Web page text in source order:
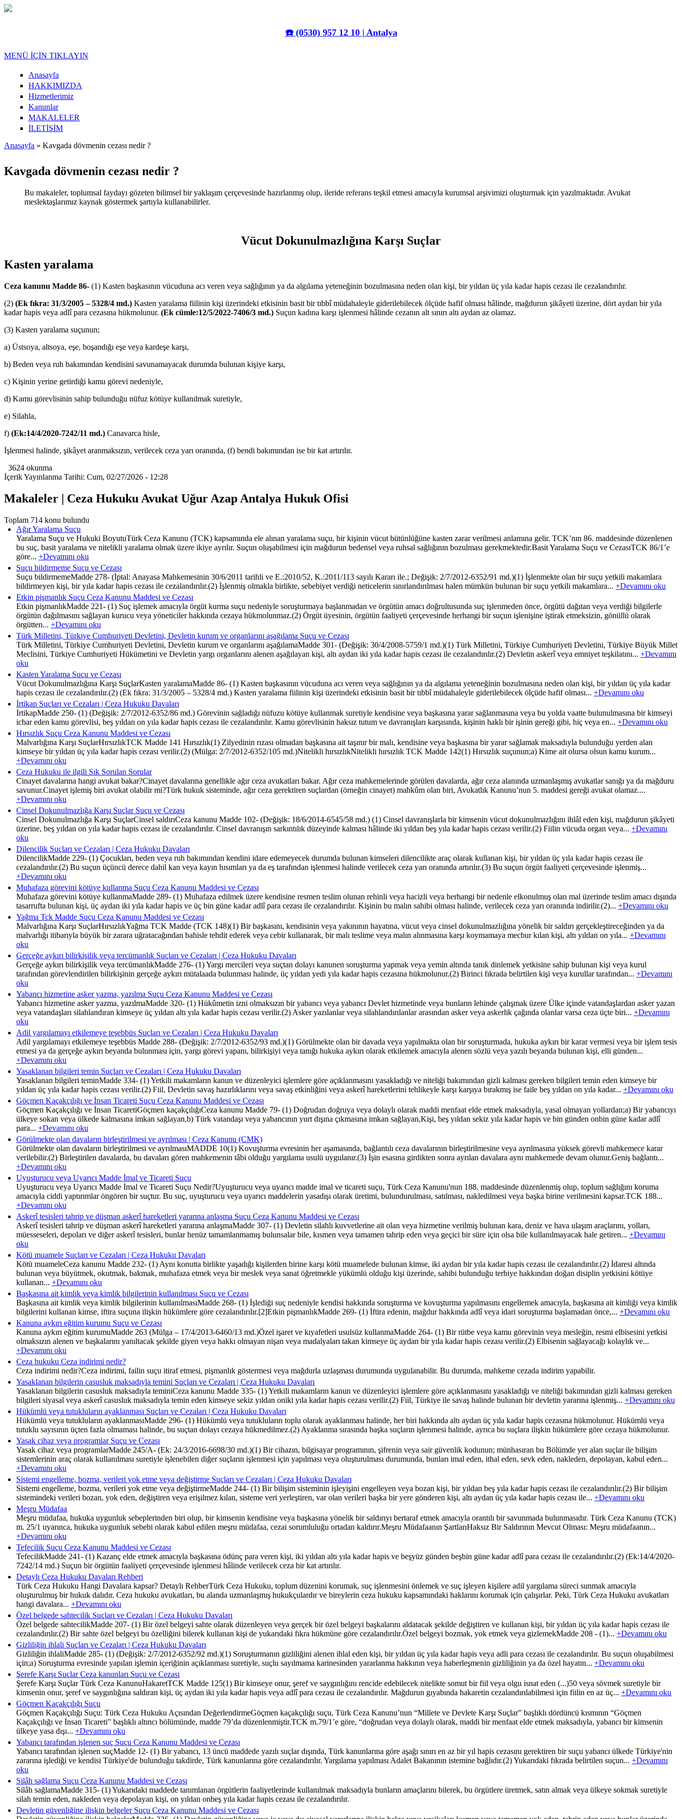
Ana içeriğe atla
☎️ (0530) 957 12 10 | Antalya
MENÜ İÇİN TIKLAYIN
Anasayfa
HAKKIMIZDA
Hizmetlerimiz
Kanunlar
MAKALELER
İLETİŞİM
Anasayfa » Kavgada dövmenin cezası nedir ?
Kavgada dövmenin cezası nedir ?
Bu makaleler, toplumsal faydayı gözeten bilimsel bir yaklaşım çerçevesinde hazırlanmış olup, ileride referans teşkil etmesi amacıyla kurumsal arşivimizi oluşturmak için yazılmaktadır. Avukat
meslektaşlarımız kaynak göstermek şartıyla kullanabilirler.
Vücut Dokunulmazlığına Karşı Suçlar
Kasten yaralama
Ceza kanunu Madde 86- (1) Kasten başkasının vücuduna acı veren veya sağlığının ya da algılama yeteneğinin bozulmasına neden olan kişi, bir yıldan üç yıla kadar hapis cezası ile cezalandırılır.
(2) (Ek fıkra: 31/3/2005 – 5328/4 md.) Kasten yaralama fiilinin kişi üzerindeki etkisinin basit bir tıbbî müdahaleyle giderilebilecek ölçüde hafif olması hâlinde, mağdurun şikâyeti üzerine, dört aydan bir yıla
kadar hapis veya adlî para cezasına hükmolunur. (Ek cümle:12/5/2022-7406/3 md.) Suçun kadına karşı işlenmesi hâlinde cezanın alt sınırı altı aydan az olamaz.
(3) Kasten yaralama suçunun;
a) Üstsoya, altsoya, eşe, boşandığı eşe veya kardeşe karşı,
b) Beden veya ruh bakımından kendisini savunamayacak durumda bulunan kişiye karşı,
c) Kişinin yerine getirdiği kamu görevi nedeniyle,
d) Kamu görevlisinin sahip bulunduğu nüfuz kötüye kullanılmak suretiyle,
e) Silahla,
f) (Ek:14/4/2020-7242/11 md.) Canavarca hisle,
İşlenmesi halinde, şikâyet aranmaksızın, verilecek ceza yarı oranında, (f) bendi bakımından ise bir kat artırılır.
3624 okunma
İçerik Yayınlanma Tarihi: Cum, 02/27/2026 - 12:28
Makaleler | Ceza Hukuku Avukat Uğur Azap Antalya Hukuk Ofisi
Toplam 714 konu bulundu
Ağır Yaralama Suçu
Yaralama Suçu ve Hukuki BoyutuTürk Ceza Kanunu (TCK) kapsamında ele alınan yaralama suçu, bir kişinin vücut bütünlüğüne kasten zarar verilmesi anlamına gelir. TCK’nın 86. maddesinde düzenlenen
bu suç, basit yaralama ve nitelikli yaralama olmak üzere ikiye ayrılır. Suçun oluşabilmesi için mağdurun bedensel veya ruhsal sağlığının bozulması gerekmektedir.Basit Yaralama Suçu ve CezasıTCK 86/1’e
göre... +Devamını oku
Suçu bildirmeme Suçu ve Cezası
Suçu bildirmemeMadde 278- (İptal: Anayasa Mahkemesinin 30/6/2011 tarihli ve E.:2010/52, K.:2011/113 sayılı Kararı ile.; Değişik: 2/7/2012-6352/91 md.)(1) İşlenmekte olan bir suçu yetkili makamlara
bildirmeyen kişi, bir yıla kadar hapis cezası ile cezalandırılır.(2) İşlenmiş olmakla birlikte, sebebiyet verdiği neticelerin sınırlandırılması halen mümkün bulunan bir suçu yetkili makamlara... +Devamını oku
Etkin pişmanlık Suçu Ceza Kanunu Maddesi ve Cezası
Etkin pişmanlıkMadde 221- (1) Suç işlemek amacıyla örgüt kurma suçu nedeniyle soruşturmaya başlanmadan ve örgütün amacı doğrultusunda suç işlenmeden önce, örgütü dağıtan veya verdiği bilgilerle
örgütün dağılmasını sağlayan kurucu veya yöneticiler hakkında cezaya hükmolunmaz.(2) Örgüt üyesinin, örgütün faaliyeti çerçevesinde herhangi bir suçun işlenişine iştirak etmeksizin, gönüllü olarak
örgütten... +Devamını oku
Türk Milletini, Türkiye Cumhuriyeti Devletini, Devletin kurum ve organlarını aşağılama Suçu ve Cezası
Türk Milletini, Türkiye Cumhuriyeti Devletini, Devletin kurum ve organlarını aşağılamaMadde 301- (Değişik: 30/4/2008-5759/1 md.)(1) Türk Milletini, Türkiye Cumhuriyeti Devletini, Türkiye Büyük Millet
Meclisini, Türkiye Cumhuriyeti Hükümetini ve Devletin yargı organlarını alenen aşağılayan kişi, altı aydan iki yıla kadar hapis cezası ile cezalandırılır.(2) Devletin askerî veya emniyet teşkilatını... +Devamını
oku
Kasten Yaralama Suçu ve Cezası
Vücut Dokunulmazlığına Karşı SuçlarKasten yaralamaMadde 86- (1) Kasten başkasının vücuduna acı veren veya sağlığının ya da algılama yeteneğinin bozulmasına neden olan kişi, bir yıldan üç yıla kadar
hapis cezası ile cezalandırılır.(2) (Ek fıkra: 31/3/2005 – 5328/4 md.) Kasten yaralama fiilinin kişi üzerindeki etkisinin basit bir tıbbî müdahaleyle giderilebilecek ölçüde hafif olması... +Devamını oku
İrtikap Suçları ve Cezaları | Ceza Hukuku Davaları
İrtikapMadde 250- (1) (Değişik: 2/7/2012-6352/86 md.) Görevinin sağladığı nüfuzu kötüye kullanmak suretiyle kendisine veya başkasına yarar sağlanmasına veya bu yolda vaatte bulunulmasına bir kimseyi
icbar eden kamu görevlisi, beş yıldan on yıla kadar hapis cezası ile cezalandırılır. Kamu görevlisinin haksız tutum ve davranışları karşısında, kişinin haklı bir işinin gereği gibi, hiç veya en... +Devamını oku
Hırsızlık Suçu Ceza Kanunu Maddesi ve Cezası
Malvarlığına Karşı SuçlarHırsızlıkTCK Madde 141 Hırsızlık(1) Zilyedinin rızası olmadan başkasına ait taşınır bir malı, kendisine veya başkasına bir yarar sağlamak maksadıyla bulunduğu yerden alan
kimseye bir yıldan üç yıla kadar hapis cezası verilir.(2) (Mülga: 2/7/2012-6352/105 md.)Nitelikli hırsızlıkNitelikli hırsızlık TCK Madde 142(1) Hırsızlık suçunun;a) Kime ait olursa olsun kamu kurum...
+Devamını oku
Ceza Hukuku ile ilgili Sık Sorulan Sorular
Cinayet davalarına hangi avukat bakar?Cinayet davalarına genellikle ağır ceza avukatları bakar. Ağır ceza mahkemelerinde görülen davalarda, ağır ceza alanında uzmanlaşmış avukatlar sanığı ya da mağduru
savunur.Cinayet işlemiş biri avukat olabilir mi?Türk hukuk sisteminde, ağır ceza gerektiren suçlardan (örneğin cinayet) mahkûm olan biri, Avukatlık Kanunu’nun 5. maddesi gereği avukat olamaz....
+Devamını oku
Cinsel Dokunulmazlığa Karşı Suçlar Suçu ve Cezası
Cinsel Dokunulmazlığa Karşı SuçlarCinsel saldırıCeza kanunu Madde 102- (Değişik: 18/6/2014-6545/58 md.) (1) Cinsel davranışlarla bir kimsenin vücut dokunulmazlığını ihlâl eden kişi, mağdurun şikâyeti
üzerine, beş yıldan on yıla kadar hapis cezası ile cezalandırılır. Cinsel davranışın sarkıntılık düzeyinde kalması hâlinde iki yıldan beş yıla kadar hapis cezası verilir.(2) Fiilin vücuda organ veya... +Devamını
oku
Dilencilik Suçları ve Cezaları | Ceza Hukuku Davaları
DilencilikMadde 229- (1) Çocukları, beden veya ruh bakımından kendini idare edemeyecek durumda bulunan kimseleri dilencilikte araç olarak kullanan kişi, bir yıldan üç yıla kadar hapis cezası ile
cezalandırılır.(2) Bu suçun üçüncü derece dahil kan veya kayın hısımları ya da eş tarafından işlenmesi halinde verilecek ceza yarı oranında artırılır.(3) Bu suçun örgüt faaliyeti çerçevesinde işlenmiş...
+Devamını oku
Muhafaza görevini kötüye kullanma Suçu Ceza Kanunu Maddesi ve Cezası
Muhafaza görevini kötüye kullanmaMadde 289- (1) Muhafaza edilmek üzere kendisine resmen teslim olunan rehinli veya hacizli veya herhangi bir nedenle elkonulmuş olan mal üzerinde teslim amacı dışında
tasarrufta bulunan kişi, üç aydan iki yıla kadar hapis ve üç bin güne kadar adlî para cezası ile cezalandırılır. Kişinin bu malın sahibi olması halinde, verilecek ceza yarı oranında indirilir.(2)... +Devamını oku
Yağma Tck Madde Suçu Ceza Kanunu Maddesi ve Cezası
Malvarlığına Karşı SuçlarHırsızlıkYağma TCK Madde (TCK 148)(1) Bir başkasını, kendisinin veya yakınının hayatına, vücut veya cinsel dokunulmazlığına yönelik bir saldırı gerçekleştireceğinden ya da
malvarlığı itibarıyla büyük bir zarara uğratacağından bahisle tehdit ederek veya cebir kullanarak, bir malı teslime veya malın alınmasına karşı koymamaya mecbur kılan kişi, altı yıldan on yıla... +Devamını
oku
Gerçeğe aykırı bilirkişilik veya tercümanlık Suçları ve Cezaları | Ceza Hukuku Davaları
Gerçeğe aykırı bilirkişilik veya tercümanlıkMadde 276- (1) Yargı mercileri veya suçtan dolayı kanunen soruşturma yapmak veya yemin altında tanık dinlemek yetkisine sahip bulunan kişi veya kurul
tarafından görevlendirilen bilirkişinin gerçeğe aykırı mütalaada bulunması halinde, üç yıldan yedi yıla kadar hapis cezasına hükmolunur.(2) Birinci fıkrada belirtilen kişi veya kurullar tarafından... +Devamını
oku
Yabancı hizmetine asker yazma, yazılma Suçu Ceza Kanunu Maddesi ve Cezası
Yabancı hizmetine asker yazma, yazılmaMadde 320- (1) Hükûmetin izni olmaksızın bir yabancı veya yabancı Devlet hizmetinde veya bunların lehinde çalışmak üzere Ülke içinde vatandaşlardan asker yazan
veya vatandaşları silahlandıran kimseye üç yıldan altı yıla kadar hapis cezası verilir.(2) Asker yazılanlar veya silahlandırılanlar arasından asker veya askerlik çağında olanlar varsa ceza üçte biri... +Devamını
oku
Adil yargılamayı etkilemeye teşebbüs Suçları ve Cezaları | Ceza Hukuku Davaları
Adil yargılamayı etkilemeye teşebbüs Madde 288- (Değişik: 2/7/2012-6352/93 md.)(1) Görülmekte olan bir davada veya yapılmakta olan bir soruşturmada, hukuka aykırı bir karar vermesi veya bir işlem tesis
etmesi ya da gerçeğe aykırı beyanda bulunması için, yargı görevi yapanı, bilirkişiyi veya tanığı hukuka aykırı olarak etkilemek amacıyla alenen sözlü veya yazılı beyanda bulunan kişi, elli günden...
+Devamını oku
Yasaklanan bilgileri temin Suçları ve Cezaları | Ceza Hukuku Davaları
Yasaklanan bilgileri teminMadde 334- (1) Yetkili makamların kanun ve düzenleyici işlemlere göre açıklanmasını yasakladığı ve niteliği bakımından gizli kalması gereken bilgileri temin eden kimseye bir
yıldan üç yıla kadar hapis cezası verilir.(2) Fiil, Devletin savaş hazırlıklarını veya savaş etkinliğini veya askerî hareketlerini tehlikeyle karşı karşıya bırakmış ise faile beş yıldan on yıla kadar... +Devamını oku
Göçmen Kaçakçılığı ve İnsan Ticareti Suçu Ceza Kanunu Maddesi ve Cezası
Göçmen Kaçakçılığı ve İnsan TicaretiGöçmen kaçakçılığıCeza kanunu Madde 79- (1) Doğrudan doğruya veya dolaylı olarak maddi menfaat elde etmek maksadıyla, yasal olmayan yollardan;a) Bir yabancıyı
ülkeye sokan veya ülkede kalmasına imkan sağlayan,b) Türk vatandaşı veya yabancının yurt dışına çıkmasına imkan sağlayan,Kişi, beş yıldan sekiz yıla kadar hapis ve bin günden onbin güne kadar adlî
para... +Devamını oku
Görülmekte olan davaların birleştirilmesi ve ayrılması | Ceza Kanunu (CMK)
Görülmekte olan davaların birleştirilmesi ve ayrılmasıMADDE 10(1) Kovuşturma evresinin her aşamasında, bağlantılı ceza davalarının birleştirilmesine veya ayrılmasına yüksek görevli mahkemece karar
verilebilir.(2) Birleştirilen davalarda, bu davaları gören mahkemenin tâbi olduğu yargılama usulü uygulanır.(3) İşin esasına girdikten sonra ayrılan davalara aynı mahkemede devam olunur.Geniş bağlantı...
+Devamını oku
Uyuşturucu veya Uyarıcı Madde İmal ve Ticareti Suçu
Uyuşturucu veya Uyarıcı Madde İmal ve Ticareti Suçu Nedir?Uyuşturucu veya uyarıcı madde imal ve ticareti suçu, Türk Ceza Kanunu'nun 188. maddesinde düzenlenmiş olup, toplum sağlığını koruma
amacıyla ciddi yaptırımlar öngören bir suçtur. Bu suç, uyuşturucu veya uyarıcı maddelerin yasadışı olarak üretimi, bulundurulması, satılması, nakledilmesi veya başka birine verilmesini kapsar.TCK 188...
+Devamını oku
Askerî tesisleri tahrip ve düşman askerî hareketleri yararına anlaşma Suçu Ceza Kanunu Maddesi ve Cezası
Askerî tesisleri tahrip ve düşman askerî hareketleri yararına anlaşmaMadde 307- (1) Devletin silahlı kuvvetlerine ait olan veya hizmetine verilmiş bulunan kara, deniz ve hava ulaşım araçlarını, yolları,
müesseseleri, depoları ve diğer askerî tesisleri, bunlar henüz tamamlanmamış bulunsalar bile, kısmen veya tamamen tahrip eden veya geçici bir süre için olsa bile kullanılmayacak hale getiren... +Devamını
oku
Kötü muamele Suçları ve Cezaları | Ceza Hukuku Davaları
Kötü muameleCeza kanunu Madde 232- (1) Aynı konutta birlikte yaşadığı kişilerden birine karşı kötü muamelede bulunan kimse, iki aydan bir yıla kadar hapis cezası ile cezalandırılır.(2) İdaresi altında
bulunan veya büyütmek, okutmak, bakmak, muhafaza etmek veya bir meslek veya sanat öğretmekle yükümlü olduğu kişi üzerinde, sahibi bulunduğu terbiye hakkından doğan disiplin yetkisini kötüye
kullanan... +Devamını oku
Başkasına ait kimlik veya kimlik bilgilerinin kullanılması Suçu ve Cezası
Başkasına ait kimlik veya kimlik bilgilerinin kullanılmasıMadde 268- (1) İşlediği suç nedeniyle kendisi hakkında soruşturma ve kovuşturma yapılmasını engellemek amacıyla, başkasına ait kimliği veya kimlik
bilgilerini kullanan kimse, iftira suçuna ilişkin hükümlere göre cezalandırılır.[2]Etkin pişmanlıkMadde 269- (1) İftira edenin, mağdur hakkında adlî veya idari soruşturma başlamadan önce,... +Devamını oku
Kanuna aykırı eğitim kurumu Suçu ve Cezası
Kanuna aykırı eğitim kurumuMadde 263 (Mülga – 17/4/2013-6460/13 md.)Özel işaret ve kıyafetleri usulsüz kullanmaMadde 264- (1) Bir rütbe veya kamu görevinin veya mesleğin, resmi elbisesini yetkisi
olmaksızın alenen ve başkalarını yanıltacak şekilde giyen veya hakkı olmayan nişan veya madalyaları takan kimseye üç aydan bir yıla kadar hapis cezası verilir.(2) Elbisenin sağlayacağı kolaylık ve...
+Devamını oku
Ceza hukuku Ceza indirimi nedir?
Ceza indirimi nedir?Ceza indirimi, failin suçu itiraf etmesi, pişmanlık göstermesi veya mağdurla uzlaşması durumunda uygulanabilir. Bu durumda, mahkeme cezada indirim yapabilir.
Yasaklanan bilgilerin casusluk maksadıyla temini Suçları ve Cezaları | Ceza Hukuku Davaları
Yasaklanan bilgilerin casusluk maksadıyla teminiCeza kanunu Madde 335- (1) Yetkili makamların kanun ve düzenleyici işlemlere göre açıklanmasını yasakladığı ve niteliği bakımından gizli kalması gereken
bilgileri siyasal veya askerî casusluk maksadıyla temin eden kimseye sekiz yıldan oniki yıla kadar hapis cezası verilir.(2) Fiil, Türkiye ile savaş halinde bulunan bir devletin yararına işlenmiş... +Devamını oku
Hükümlü veya tutukluların ayaklanması Suçları ve Cezaları | Ceza Hukuku Davaları
Hükümlü veya tutukluların ayaklanmasıMadde 296- (1) Hükümlü veya tutukluların toplu olarak ayaklanması halinde, her biri hakkında altı aydan üç yıla kadar hapis cezasına hükmolunur. Hükümlü veya
tutuklu sayısının üçten fazla olmaması halinde, bu suçtan dolayı cezaya hükmedilmez.(2) Ayaklanma sırasında başka suçların işlenmesi halinde, ayrıca bu suçlara ilişkin hükümlere göre cezaya hükmolunur.
Yasak cihaz veya programlar Suçu ve Cezası
Yasak cihaz veya programlarMadde 245/A- (Ek: 24/3/2016-6698/30 md.)(1) Bir cihazın, bilgisayar programının, şifrenin veya sair güvenlik kodunun; münhasıran bu Bölümde yer alan suçlar ile bilişim
sistemlerinin araç olarak kullanılması suretiyle işlenebilen diğer suçların işlenmesi için yapılması veya oluşturulması durumunda, bunları imal eden, ithal eden, sevk eden, nakleden, depolayan, kabul eden...
+Devamını oku
Sistemi engelleme, bozma, verileri yok etme veya değiştirme Suçları ve Cezaları | Ceza Hukuku Davaları
Sistemi engelleme, bozma, verileri yok etme veya değiştirmeMadde 244- (1) Bir bilişim sisteminin işleyişini engelleyen veya bozan kişi, bir yıldan beş yıla kadar hapis cezası ile cezalandırılır.(2) Bir bilişim
sistemindeki verileri bozan, yok eden, değiştiren veya erişilmez kılan, sisteme veri yerleştiren, var olan verileri başka bir yere gönderen kişi, altı aydan üç yıla kadar hapis cezası ile... +Devamını oku
Meşru Müdafaa
Meşru müdafaa, hukuka uygunluk sebeplerinden biri olup, bir kimsenin kendisine veya başkasına yönelik bir saldırıyı bertaraf etmek amacıyla orantılı bir savunmada bulunmasıdır. Türk Ceza Kanunu (TCK)
m. 25/1 uyarınca, hukuka uygunluk sebebi olarak kabul edilen meşru müdafaa, cezai sorumluluğu ortadan kaldırır.Meşru Müdafaanın ŞartlarıHaksız Bir Saldırının Mevcut Olması: Meşru müdafaanın...
+Devamını oku
Tefecilik Suçu Ceza Kanunu Maddesi ve Cezası
TefecilikMadde 241- (1) Kazanç elde etmek amacıyla başkasına ödünç para veren kişi, iki yıldan altı yıla kadar hapis ve beşyüz günden beşbin güne kadar adlî para cezası ile cezalandırılır.(2) (Ek:14/4/2020-
7242/14 md.) Suçun bir örgütün faaliyeti çerçevesinde işlenmesi hâlinde verilecek ceza bir kat artırılır.
Detaylı Ceza Hukuku Davaları Rehberi
Türk Ceza Hukuku Hangi Davalara kapsar? Detaylı RehberTürk Ceza Hukuku, toplum düzenini korumak, suç işlenmesini önlemek ve suç işleyen kişilere adil yargılama süreci sunmak amacıyla
oluşturulmuş bir hukuk dalıdır. Ceza hukuku avukatları, bu alanda uzmanlaşmış hukukçulardır ve bireylerin ceza hukuku kapsamındaki haklarını korumak için çalışırlar. Peki, Türk Ceza Hukuku avukatları
hangi davalara... +Devamını oku
Özel belgede sahtecilik Suçları ve Cezaları | Ceza Hukuku Davaları
Özel belgede sahtecilikMadde 207- (1) Bir özel belgeyi sahte olarak düzenleyen veya gerçek bir özel belgeyi başkalarını aldatacak şekilde değiştiren ve kullanan kişi, bir yıldan üç yıla kadar hapis cezası ile
cezalandırılır.(2) Bir sahte özel belgeyi bu özelliğini bilerek kullanan kişi de yukarıdaki fıkra hükmüne göre cezalandırılır.Özel belgeyi bozmak, yok etmek veya gizlemekMadde 208 - (1)... +Devamını oku
Gizliliğin ihlali Suçları ve Cezaları | Ceza Hukuku Davaları
Gizliliğin ihlaliMadde 285- (1) (Değişik: 2/7/2012-6352/92 md.)(1) Soruşturmanın gizliliğini alenen ihlal eden kişi, bir yıldan üç yıla kadar hapis veya adli para cezası ile cezalandırılır. Bu suçun oluşabilmesi
için;a) Soruşturma evresinde yapılan işlemin içeriğinin açıklanması suretiyle, suçlu sayılmama karinesinden yararlanma hakkının veya haberleşmenin gizliliğinin ya da özel hayatın... +Devamını oku
Şerefe Karşı Suçlar Ceza kanunları Suçu ve Cezası
Şerefe Karşı Suçlar Türk Ceza KanunuHakaretTCK Madde 125(1) Bir kimseye onur, şeref ve saygınlığını rencide edebilecek nitelikte somut bir fiil veya olgu isnat eden (...)50 veya sövmek suretiyle bir
kimsenin onur, şeref ve saygınlığına saldıran kişi, üç aydan iki yıla kadar hapis veya adlî para cezası ile cezalandırılır. Mağdurun gıyabında hakaretin cezalandırılabilmesi için fiilin en az üç... +Devamını oku
Göçmen Kaçakçılığı Suçu
Göçmen Kaçakçılığı Suçu: Türk Ceza Hukuku Açısından DeğerlendirmeGöçmen kaçakçılığı suçu, Türk Ceza Kanunu’nun “Millete ve Devlete Karşı Suçlar” başlıklı dördüncü kısmının “Göçmen
Kaçakçılığı ve İnsan Ticareti” başlıklı altıncı bölümünde, madde 79’da düzenlenmiştir.TCK m.79/1’e göre, “doğrudan veya dolaylı olarak, maddi bir menfaat elde etmek maksadıyla, yabancı bir kimsenin
ülkeye yasa dışı... +Devamını oku
Yabancı tarafından işlenen suç Suçu Ceza Kanunu Maddesi ve Cezası
Yabancı tarafından işlenen suçMadde 12- (1) Bir yabancı, 13 üncü maddede yazılı suçlar dışında, Türk kanunlarına göre aşağı sınırı en az bir yıl hapis cezasını gerektiren bir suçu yabancı ülkede Türkiye'nin
zararına işlediği ve kendisi Türkiye'de bulunduğu takdirde, Türk kanunlarına göre cezalandırılır. Yargılama yapılması Adalet Bakanının istemine bağlıdır.(2) Yukarıdaki fıkrada belirtilen suçun... +Devamını
oku
Silâh sağlama Suçu Ceza Kanunu Maddesi ve Cezası
Silâh sağlamaMadde 315- (1) Yukarıdaki maddede tanımlanan örgütlerin faaliyetlerinde kullanılmak maksadıyla bunların amaçlarını bilerek, bu örgütlere üretmek, satın almak veya ülkeye sokmak suretiyle
silah temin eden, nakleden veya depolayan kişi, on yıldan onbeş yıla kadar hapis cezası ile cezalandırılır.
Devletin güvenliğine ilişkin belgeler Suçu Ceza Kanunu Maddesi ve Cezası